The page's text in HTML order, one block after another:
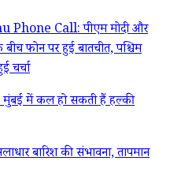
Call: पीएम मोदी और
फोन पर हुई बातचीत, पश्चिम
चर्चा
में कल हो सकती हैं हल्की
बारिश की संभावना, तापमान